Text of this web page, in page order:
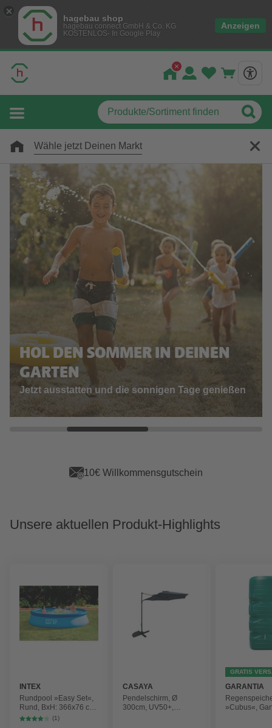
hagebau shop
hagebau connect GmbH & Co. KG
KOSTENLOS- In Google Play
Anzeigen
Wähle jetzt Deinen Markt
HOL DEN SOMMER IN DEINEN
GARTEN
Jetzt ausstatten und die sonnigen Tage genießen
App Vorteile sichern
Unsere aktuellen Produkt-Highlights
INTEX
Rundpool »Easy Set«,
Rund, BxH: 366x76 cm,
blau
(1)
CASAYA
Pendelschirm, Ø
300cm, UV50+,
GRATIS
GARANTIA
»Cubus«,